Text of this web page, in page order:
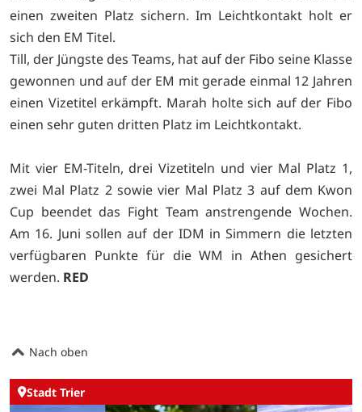
einen zweiten Platz sichern. Im Leichtkontakt holt er
sich den EM Titel.
Till, der Jüngste des Teams, hat auf der Fibo seine Klasse
gewonnen und auf der EM mit gerade einmal 12 Jahren
einen Vizetitel erkämpft. Marah holte sich auf der Fibo
einen sehr guten dritten Platz im Leichtkontakt.
Mit vier EM-Titeln, drei Vizetiteln und vier Mal Platz 1,
zwei Mal Platz 2 sowie vier Mal Platz 3 auf dem Kwon
Cup beendet das Fight Team anstrengende Wochen.
Am 16. Juni sollen auf der IDM in Simmern die letzten
verfügbaren Punkte für die WM in Athen gesichert
werden. RED
Nach oben
Stadt Trier